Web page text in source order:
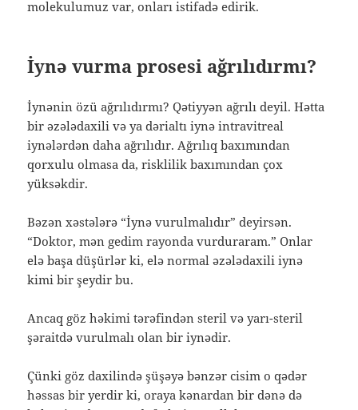
molekulumuz var, onları istifadə edirik.
İynə vurma prosesi ağrılıdırmı?
İynənin özü ağrılıdırmı? Qətiyyən ağrılı deyil. Hətta
bir əzələdaxili və ya dərialtı iynə intravitreal
iynələrdən daha ağrılıdır. Ağrılıq baxımından
qorxulu olmasa da, risklilik baxımından çox
yüksəkdir.
Bəzən xəstələrə “İynə vurulmalıdır” deyirsən.
“Doktor, mən gedim rayonda vurduraram.” Onlar
elə başa düşürlər ki, elə normal əzələdaxili iynə
kimi bir şeydir bu.
Ancaq göz həkimi tərəfindən steril və yarı-steril
şəraitdə vurulmalı olan bir iynədir.
Çünki göz daxilində şüşəyə bənzər cisim o qədər
həssas bir yerdir ki, oraya kənardan bir dənə də